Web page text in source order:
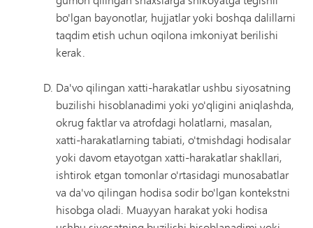
bo'lgan bayonotlar, hujjatlar yoki boshqa dalillarni
taqdim etish uchun oqilona imkoniyat berilishi
kerak.
Da'vo qilingan xatti-harakatlar ushbu siyosatning
buzilishi hisoblanadimi yoki yo'qligini aniqlashda,
okrug faktlar va atrofdagi holatlarni, masalan,
xatti-harakatlarning tabiati, o'tmishdagi hodisalar
yoki davom etayotgan xatti-harakatlar shakllari,
ishtirok etgan tomonlar o'rtasidagi munosabatlar
va da'vo qilingan hodisa sodir bo'lgan kontekstni
hisobga oladi. Muayyan harakat yoki hodisa